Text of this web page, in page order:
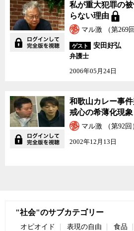
私が重大犯罪の被告を弁
護しなければならない理
由
私が重大犯罪の
らない理由
マル激 （第269回
ゲスト
安田好弘
弁護士
2006年05月24日
和歌山カレー事件判決に
みる権力への警戒心の希
薄化現象
和歌山カレー事
戒心の希薄化現象
マル激 （第92回
2002年12月13日
"社会"のサブカテゴリー
オピオイド 表現の自由 食品